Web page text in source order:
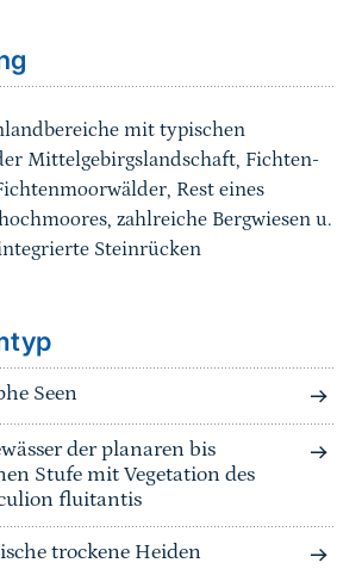
mit typischen
Mittelgebirgslandschaft, Fichten-
Rest eines
zahlreiche Bergwiesen u.
Steinrücken
Seen
der planaren bis
Stufe mit Vegetation des
fluitantis
trockene Heiden